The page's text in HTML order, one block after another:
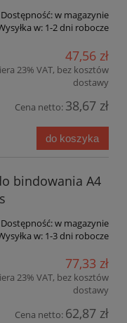
Dostępność:w magazynie
w: 1-2 dni robocze
47,56 zł
23% VAT, bez kosztów
dostawy
Cena netto: 38,67 zł
do koszyka
bindowania A4
Dostępność:w magazynie
w: 1-3 dni robocze
77,33 zł
23% VAT, bez kosztów
dostawy
Cena netto: 62,87 zł